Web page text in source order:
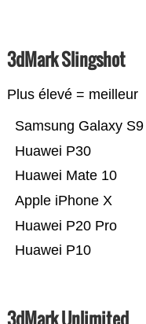
3dMark Slingshot
Plus élevé = meilleur
Huawei P10
Huawei P20 Pro
Apple iPhone X
Huawei Mate 10
Huawei P30
Samsung Galaxy S9
3dMark Unlimited